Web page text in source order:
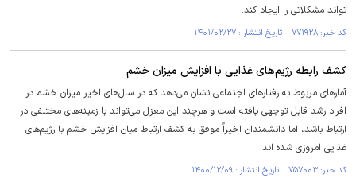
تواند مشکلاتی را ایجاد کند.
کد خبر: ۷۷۱۹۲۸ تاریخ انتشار : ۱۴۰۱/۰۲/۲۷
کشف رابطه رژیم‌های غذایی با افزایش میزان خشم
آمار‌های مربوط به رفتار‌های اجتماعی نشان می‌دهد که در سال‌های اخیر میزان خشم در
افراد رشد قابل توجهی یافته است و هرچند این معزل می‌تواند با زمینه‌های مختلفی در
ارتباط باشد، اما دانشمندان اخیراً موفق به کشف ارتباط میان افزایش خشم با رژیم‌های
غذایی امروزی شده اند.
کد خبر: ۷۵۷۰۰۳ تاریخ انتشار : ۱۴۰۰/۱۲/۰۹